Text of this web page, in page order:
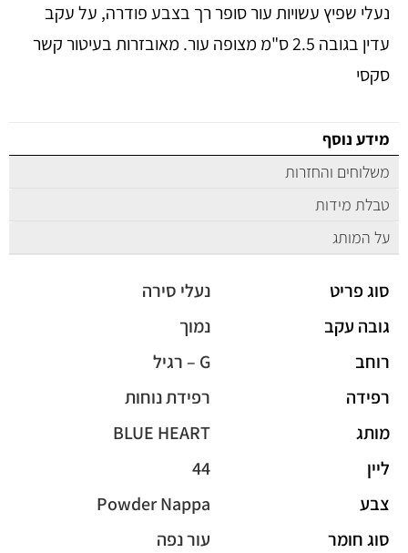
נעלי שפיץ עשויות עור סופר רך בצבע פודרה, על עקב
עדין בגובה 2.5 ס"מ מצופה עור. מאובזרות בעיטור קשר
סקסי
מידע נוסף
משלוחים והחזרות
טבלת מידות
על המותג
סוג פריט
נעלי סירה
גובה עקב
נמוך
רוחב
G – רגיל
רפידה
רפידת נוחות
מותג
BLUE HEART
ליין
44
צבע
Powder Nappa
סוג חומר
עור נפה